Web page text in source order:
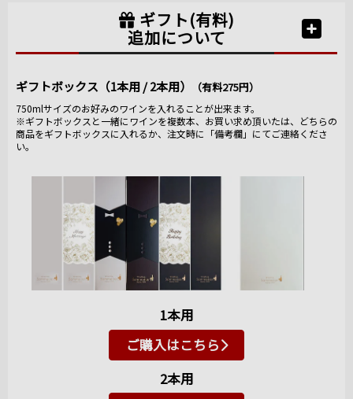
ギフト(有料)
追加について
ギフトボックス（1本用 / 2本用） （有料275円）
750mlサイズのお好みのワインを入れることが出来ます。
※ギフトボックスと一緒にワインを複数本、お買い求め頂いたは、どちらの
商品をギフトボックスに入れるか、注文時に「備考欄」にてご連絡くださ
い。
1本用
ご購入はこちら
2本用